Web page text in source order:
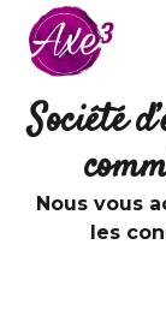
Aller au contenu
Société
Nous vous
les